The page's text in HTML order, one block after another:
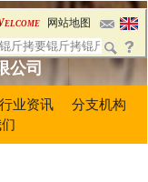
公司
网站地图
行业资讯
分支机构